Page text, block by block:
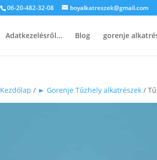
06-20-482-32-08 boyalkatreszek@gmail.com
Adatkezelésről… Blog gorenje
Kezdőlap / ► Gorenje Tűzhely alkatrészek /